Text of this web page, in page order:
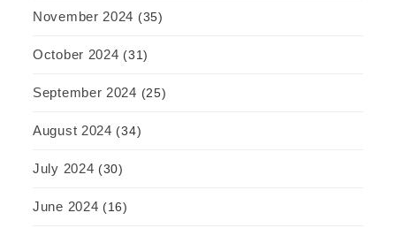
November 2024 (35)
October 2024 (31)
September 2024 (25)
August 2024 (34)
July 2024 (30)
June 2024 (16)